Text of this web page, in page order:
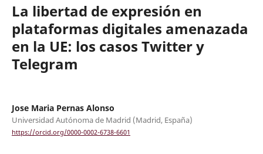
La libertad de expresión en
plataformas digitales amenazada
en la UE: los casos Twitter y
Telegram
Jose Maria Pernas Alonso
Universidad Autónoma de Madrid (Madrid, España)
https://orcid.org/0000-0002-6738-6601